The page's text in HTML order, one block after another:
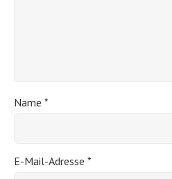
Name *
E-Mail-Adresse *